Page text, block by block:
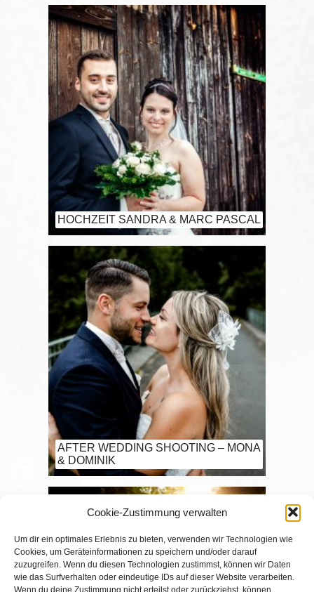
Cookie-Zustimmung verwalten
Um dir ein optimales Erlebnis zu bieten, verwenden wir Technologien wie
Cookies, um Geräteinformationen zu speichern und/oder darauf
zuzugreifen. Wenn du diesen Technologien zustimmst, können wir Daten
wie das Surfverhalten oder eindeutige IDs auf dieser Website verarbeiten.
Wenn du deine Zustimmung nicht erteilst oder zurückziehst, können
HOCHZEIT SANDRA & MARC PASCAL
AFTER WEDDING SHOOTING – MONA
& DOMINIK